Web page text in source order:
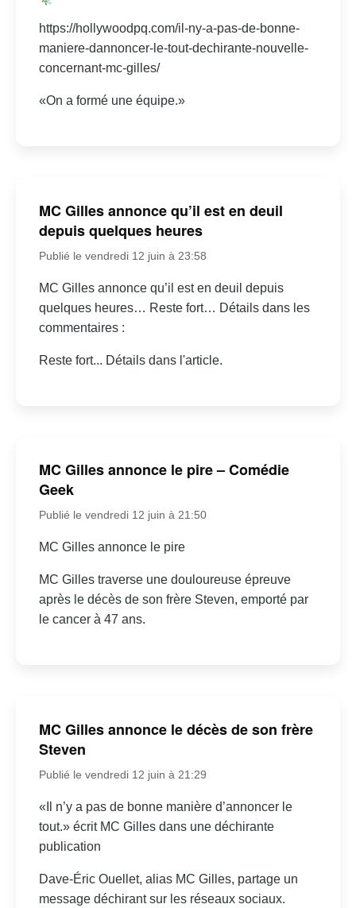
https://hollywoodpq.com/il-ny-a-pas-de-bonne-
maniere-dannoncer-le-tout-dechirante-nouvelle-
concernant-mc-gilles/
«On a formé une équipe.»
MC Gilles annonce qu’il est en deuil
depuis quelques heures
Publié le vendredi 12 juin à 23:58
MC Gilles annonce qu’il est en deuil depuis
quelques heures… Reste fort… Détails dans les
commentaires :
Reste fort... Détails dans l'article.
MC Gilles annonce le pire – Comédie
Geek
Publié le vendredi 12 juin à 21:50
MC Gilles annonce le pire
MC Gilles traverse une douloureuse épreuve
après le décès de son frère Steven, emporté par
le cancer à 47 ans.
MC Gilles annonce le décès de son frère
Steven
Publié le vendredi 12 juin à 21:29
«Il n’y a pas de bonne manière d’annoncer le
tout.» écrit MC Gilles dans une déchirante
publication
Dave-Éric Ouellet, alias MC Gilles, partage un
message déchirant sur les réseaux sociaux.